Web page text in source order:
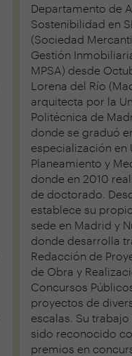
Departamento de
Sostenibilidad en
(Sociedad
Gestión
MPSA) desde
Lorena del Río
arquitecta por la
Politécnica de
donde se graduó
especialización en
Planeamiento y
donde en 2010
de doctorado.
establece su
sede en Madrid y
donde desarrolla
Redacción de
de Obra y
Concursos
proyectos de
escalas. Su
sido reconocido
premios en